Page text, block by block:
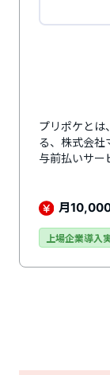
プリポケとは
る、株式会社
与前払いサー
新たなソリ
分の給与を
員の定着率ア
フローへの
界最安水準、
ォンから24
ン」なら即時
月
上場企業導入